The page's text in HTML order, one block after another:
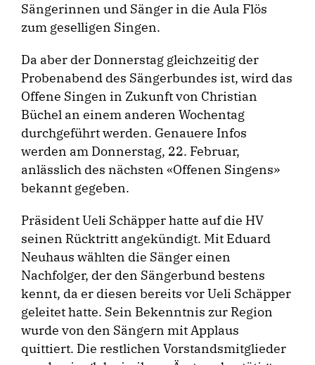
Sängerinnen und Sänger in die Aula Flös
zum geselligen Singen.
Da aber der Donnerstag gleichzeitig der
Probenabend des Sängerbundes ist, wird das
Offene Singen in Zukunft von Christian
Büchel an einem anderen Wochentag
durchgeführt werden. Genauere Infos
werden am Donnerstag, 22. Februar,
anlässlich des nächsten «Offenen Singens»
bekannt gegeben.
Präsident Ueli Schäpper hatte auf die HV
seinen Rücktritt angekündigt. Mit Eduard
Neuhaus wählten die Sänger einen
Nachfolger, der den Sängerbund bestens
kennt, da er diesen bereits vor Ueli Schäpper
geleitet hatte. Sein Bekenntnis zur Region
wurde von den Sängern mit Applaus
quittiert. Die restlichen Vorstandsmitglieder